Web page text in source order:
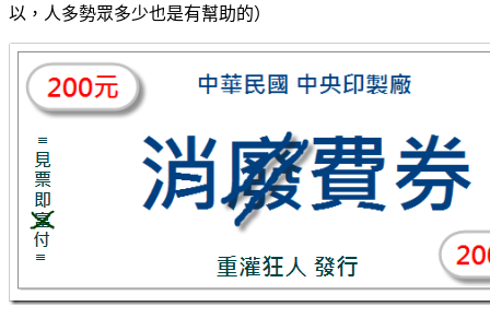
以，人多勢眾多少也是有幫助的）